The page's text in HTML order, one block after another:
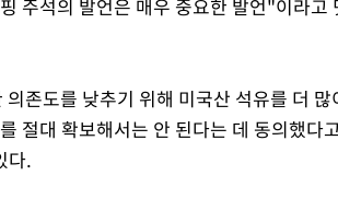
주석의 발언은 매우 중요한 발언"이라고
존도를 낮추기 위해 미국산 석유를 더 많
절대 확보해서는 안 된다는 데 동의했다
다.